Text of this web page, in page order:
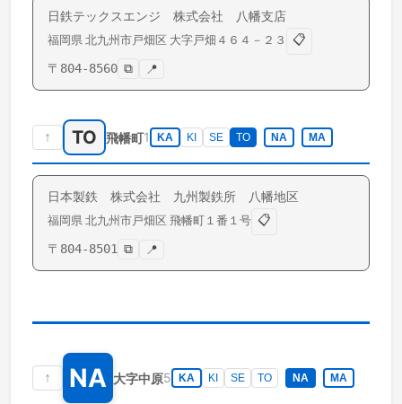
日鉄テックスエンジ 株式会社 八幡支店
福岡県 北九州市戸畑区 大字戸畑 ４６４－２３
📋
〒 804-8560 ⧉ 📍
↑ TO 飛幡町1 KA KI SE TO NA MA
日本製鉄 株式会社 九州製鉄所 八幡地区
福岡県 北九州市戸畑区 飛幡町 １番１号 📋
〒 804-8501 ⧉ 📍
↑ NA 大字中原5 KA KI SE TO NA MA